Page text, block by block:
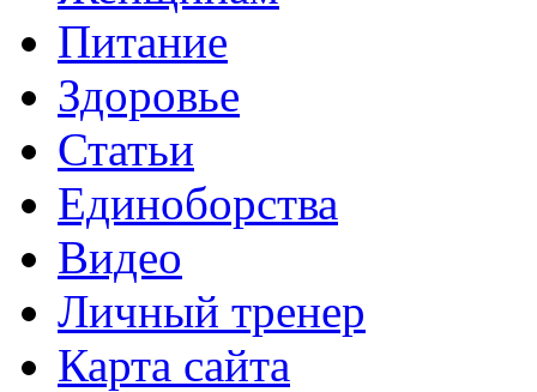
Питание
Здоровье
Статьи
Единоборства
Видео
Личный тренер
Карта сайта